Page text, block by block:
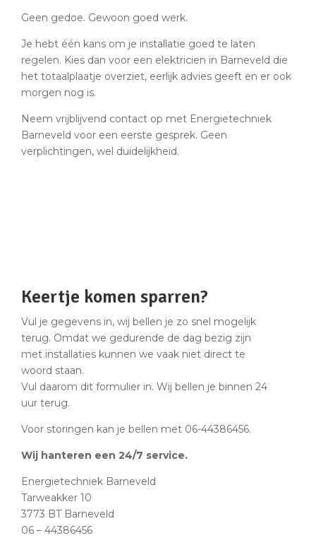
Geen gedoe. Gewoon goed werk.
Je hebt één kans om je installatie goed te laten
regelen. Kies dan voor een elektricien in Barneveld die
het totaalplaatje overziet, eerlijk advies geeft en er ook
morgen nog is.
Neem vrijblijvend contact op met Energietechniek
Barneveld voor een eerste gesprek. Geen
verplichtingen, wel duidelijkheid.
Keertje komen sparren?
Vul je gegevens in, wij bellen je zo snel mogelijk
terug. Omdat we gedurende de dag bezig zijn
met installaties kunnen we vaak niet direct te
woord staan.
Vul daarom dit formulier in. Wij bellen je binnen 24
uur terug.
Voor storingen kan je bellen met 06-44386456.
Wij hanteren een 24/7 service.
Energietechniek Barneveld
Tarweakker 10
3773 BT Barneveld
06 – 44386456